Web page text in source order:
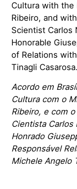
Cultura with the
Ribeiro, and
Scientist Carlos
Honorable
of Relations
Tinagli Casarosa.
Acordo em
Cultura com o
Ribeiro, e com
Cientista
Honrado
Responsável
Michele Angelo